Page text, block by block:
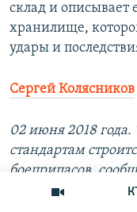
склад и описывает
хранилище,
удары и
Сергей Колясников
02 июня 2018
стандартам
боеприпасов,
обороны РФ